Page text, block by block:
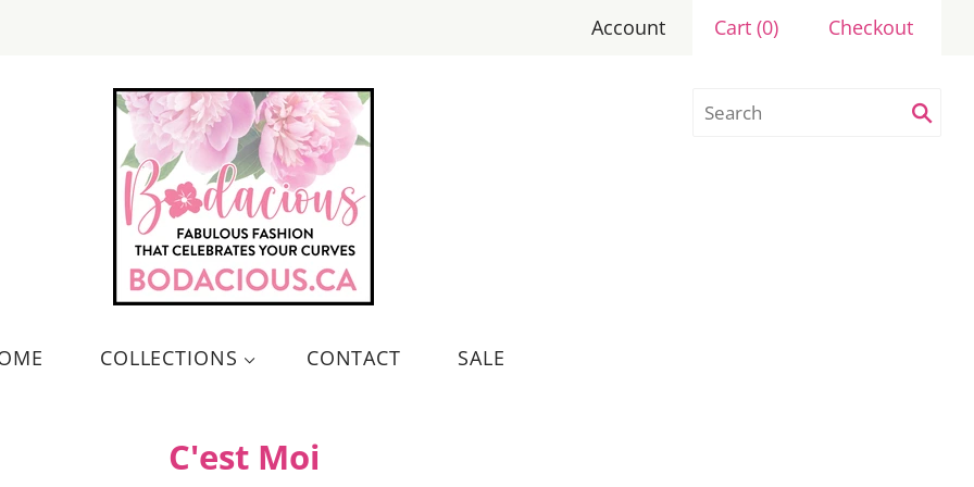
Account Cart (0) Checkout
COLLECTIONS CONTACT SALE
C'est Moi